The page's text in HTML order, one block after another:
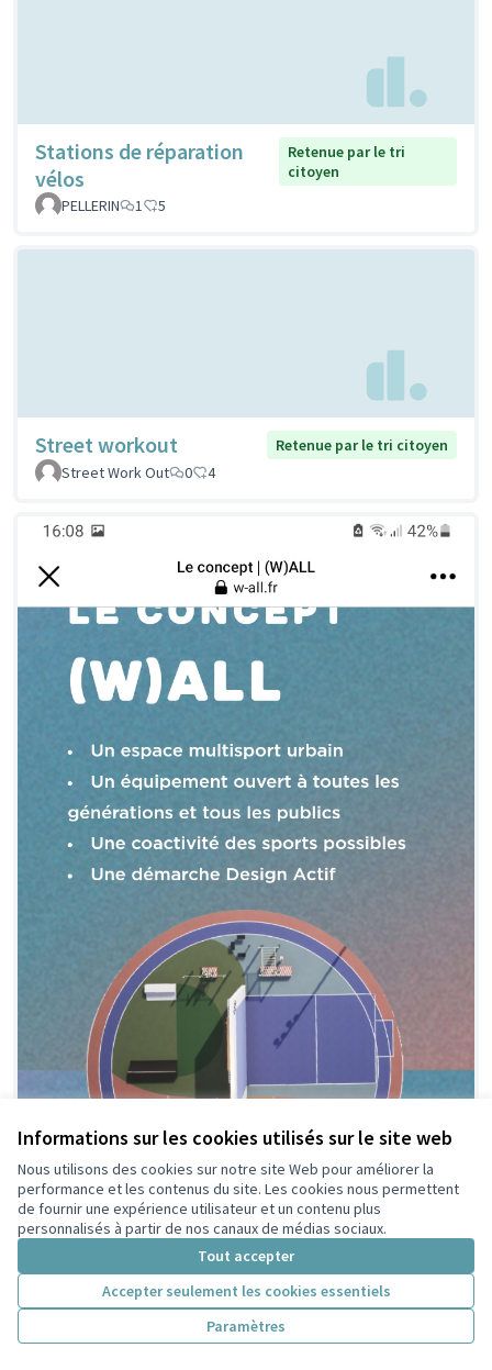
Informations sur les cookies utilisés sur le site web
Nous utilisons des cookies sur notre site Web pour améliorer la
performance et les contenus du site. Les cookies nous permettent
de fournir une expérience utilisateur et un contenu plus
personnalisés à partir de nos canaux de médias sociaux.
Tout accepter
Accepter seulement les cookies essentiels
Paramètres
Stations de réparation
vélos
Retenue par le tri
citoyen
PELLERIN
1 5
Street workout
Retenue par le tri citoyen
Street Work Out
0 4